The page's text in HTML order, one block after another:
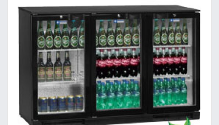
+2/+10°C közti hűtési hőmérséklettel, 4. klímaosztályú (+30°C)
besorolással, CFC mentes poliuretán szigeteléssel, alumínium
belső és festett fekete acél külső burkolattal, szintezhető
talpakkal Gyártó:DIAMOND Tipus:TAB2/D-R6
Méret:900x520x870 mm Teljesítmény (230V):0,23 kW
Összteljesítmény (230V):0,23 kW